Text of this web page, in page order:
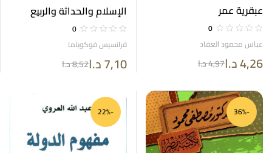
عبقرية عمر
0
عباس محمود العقاد
4,97د.ا 4,26د.ا
الإسلام والحداثة والربيع
العربي
0
فرانسيس فوكوياما
8,52د.ا 7,10د.ا
-36%
-22%